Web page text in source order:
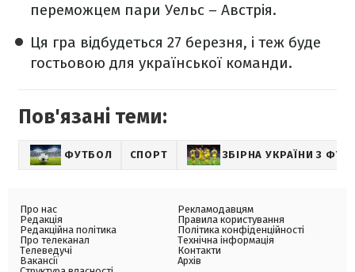
переможцем пари Уельс – Австрія.
Ця гра відбудеться 27 березня, і теж буде
гостьовою для української команди.
Пов'язані теми:
ФУТБОЛ СПОРТ ЗБІРНА УКРАЇНИ З
Про нас
Редакція
Редакційна політика
Про телеканал
Телеведучі
Вакансії
Рекламодавцям
Правила користування
Політика конфіденційності
Технічна інформація
Контакти
Архів